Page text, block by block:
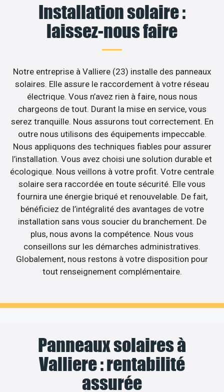
Installation solaire :
laissez-nous faire
Notre entreprise à Valliere (23) installe des panneaux
solaires. Elle assure le raccordement à votre réseau
électrique. Vous n’avez rien à faire, nous nous
chargeons de tout. Durant la mise en service, vous
serez tranquille. Nous assurons tout correctement. En
outre nous utilisons des équipements impeccable.
Nous appliquons des techniques fiables pour assurer
l’installation. Vous avez choisi une solution durable et
écologique. Nous veillons à votre profit. Votre centrale
solaire sera raccordée en toute sécurité. Elle vous
fournira une énergie briqué et renouvelable. De fait,
bénéficiez de l’intégralité des avantages de votre
installation sans vous soucier du branchement. De
plus, nous avons la compétence. Nous vous
conseillons sur les démarches administratives.
Globalement, nous restons à votre disposition pour
tout renseignement complémentaire.
Panneaux solaires à
Valliere : rentabilité
assurée